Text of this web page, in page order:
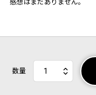
感想はまだありません。
数量